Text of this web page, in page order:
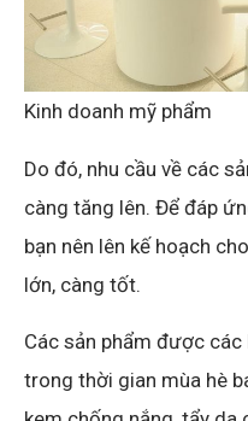
Kinh doanh mỹ phẩm
Do đó, nhu cầu về các
càng tăng lên. Để đáp
bạn nên lên kế hoạch
lớn, càng tốt.
Các sản phẩm được
trong thời gian mùa hè